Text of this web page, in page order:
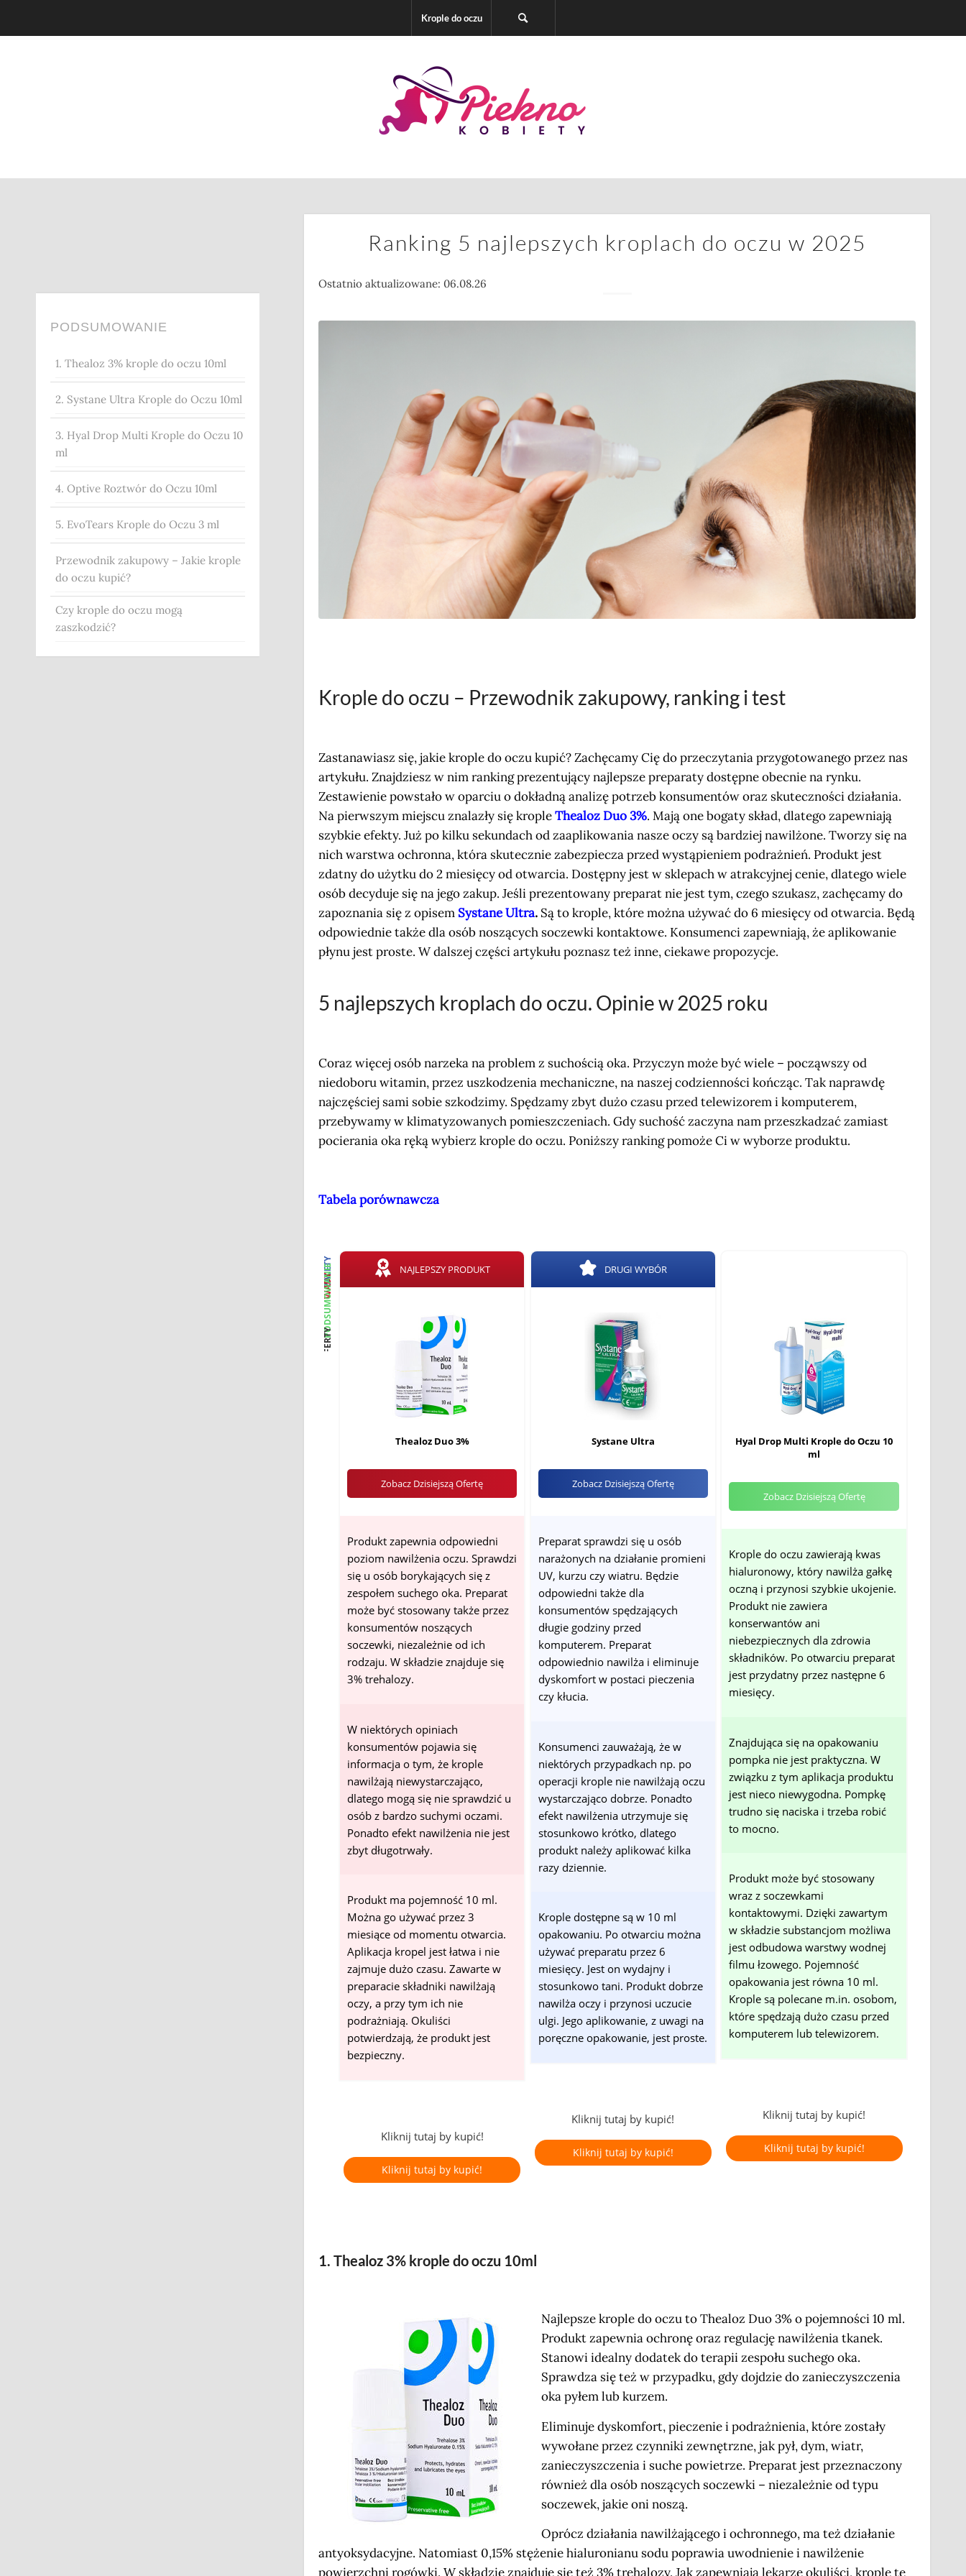
Krople do oczu
PODSUMOWANIE
1. Thealoz 3% krople do oczu 10ml
2. Systane Ultra Krople do Oczu 10ml
3. Hyal Drop Multi Krople do Oczu 10
ml
4. Optive Roztwór do Oczu 10ml
5. EvoTears Krople do Oczu 3 ml
Przewodnik zakupowy – Jakie krople
do oczu kupić?
Czy krople do oczu mogą
zaszkodzić?
Ranking 5 najlepszych kroplach do oczu w 2025
Ostatnio aktualizowane: 06.08.26
Krople do oczu – Przewodnik zakupowy, ranking i test
Zastanawiasz się, jakie krople do oczu kupić? Zachęcamy Cię do przeczytania przygotowanego przez nas
artykułu. Znajdziesz w nim ranking prezentujący najlepsze preparaty dostępne obecnie na rynku.
Zestawienie powstało w oparciu o dokładną analizę potrzeb konsumentów oraz skuteczności działania.
Na pierwszym miejscu znalazły się kropleThealoz Duo 3%. Mają one bogaty skład, dlatego zapewniają
szybkie efekty. Już po kilku sekundach od zaaplikowania nasze oczy są bardziej nawilżone. Tworzy się na
nich warstwa ochronna, która skutecznie zabezpiecza przed wystąpieniem podrażnień. Produkt jest
zdatny do użytku do 2 miesięcy od otwarcia. Dostępny jest w sklepach w atrakcyjnej cenie, dlatego wiele
osób decyduje się na jego zakup. Jeśli prezentowany preparat nie jest tym, czego szukasz, zachęcamy do
zapoznania się z opisem Systane Ultra. Są to krople, które można używać do 6 miesięcy od otwarcia. Będą
odpowiednie także dla osób noszących soczewki kontaktowe. Konsumenci zapewniają, że aplikowanie
płynu jest proste. W dalszej części artykułu poznasz też inne, ciekawe propozycje.
5 najlepszych kroplach do oczu. Opinie w 2025 roku
Coraz więcej osób narzeka na problem z suchością oka. Przyczyn może być wiele – począwszy od
niedoboru witamin, przez uszkodzenia mechaniczne, na naszej codzienności kończąc. Tak naprawdę
najczęściej sami sobie szkodzimy. Spędzamy zbyt dużo czasu przed telewizorem i komputerem,
przebywamy w klimatyzowanych pomieszczeniach. Gdy suchość zaczyna nam przeszkadzać zamiast
pocierania oka ręką wybierz krople do oczu. Poniższy ranking pomoże Ci w wyborze produktu.
Tabela porównawcza
ZALETY
WADY
PODSUMOWANIE
OFERTY
NAJLEPSZY PRODUKT
Thealoz Duo 3%
Zobacz Dzisiejszą Ofertę
Produkt zapewnia odpowiedni
poziom nawilżenia oczu. Sprawdzi
się u osób borykających się z
zespołem suchego oka. Preparat
może być stosowany także przez
konsumentów noszących
soczewki, niezależnie od ich
rodzaju. W składzie znajduje się
3% trehalozy.
W niektórych opiniach
konsumentów pojawia się
informacja o tym, że krople
nawilżają niewystarczająco,
dlatego mogą się nie sprawdzić u
osób z bardzo suchymi oczami.
Ponadto efekt nawilżenia nie jest
zbyt długotrwały.
Produkt ma pojemność 10 ml.
Można go używać przez 3
miesiące od momentu otwarcia.
Aplikacja kropel jest łatwa i nie
zajmuje dużo czasu. Zawarte w
preparacie składniki nawilżają
oczy, a przy tym ich nie
podrażniają. Okuliści
potwierdzają, że produkt jest
bezpieczny.
Kliknij tutaj by kupić!
Kliknij tutaj by kupić!
DRUGI WYBÓR
Systane Ultra
Zobacz Dzisiejszą Ofertę
Preparat sprawdzi się u osób
narażonych na działanie promieni
UV, kurzu czy wiatru. Będzie
odpowiedni także dla
konsumentów spędzających
długie godziny przed
komputerem. Preparat
odpowiednio nawilża i eliminuje
dyskomfort w postaci pieczenia
czy kłucia.
Konsumenci zauważają, że w
niektórych przypadkach np. po
operacji krople nie nawilżają oczu
wystarczająco dobrze. Ponadto
efekt nawilżenia utrzymuje się
stosunkowo krótko, dlatego
produkt należy aplikować kilka
razy dziennie.
Krople dostępne są w 10 ml
opakowaniu. Po otwarciu można
używać preparatu przez 6
miesięcy. Jest on wydajny i
stosunkowo tani. Produkt dobrze
nawilża oczy i przynosi uczucie
ulgi. Jego aplikowanie, z uwagi na
poręczne opakowanie, jest proste.
Kliknij tutaj by kupić!
Kliknij tutaj by kupić!
Hyal Drop Multi Krople do Oczu 10
ml
Zobacz Dzisiejszą Ofertę
Krople do oczu zawierają kwas
hialuronowy, który nawilża gałkę
oczną i przynosi szybkie ukojenie.
Produkt nie zawiera
konserwantów ani
niebezpiecznych dla zdrowia
składników. Po otwarciu preparat
jest przydatny przez następne 6
miesięcy.
Znajdująca się na opakowaniu
pompka nie jest praktyczna. W
związku z tym aplikacja produktu
jest nieco niewygodna. Pompkę
trudno się naciska i trzeba robić
to mocno.
Produkt może być stosowany
wraz z soczewkami
kontaktowymi. Dzięki zawartym
w składzie substancjom możliwa
jest odbudowa warstwy wodnej
filmu łzowego. Pojemność
opakowania jest równa 10 ml.
Krople są polecane m.in. osobom,
które spędzają dużo czasu przed
komputerem lub telewizorem.
Kliknij tutaj by kupić!
Kliknij tutaj by kupić!
1. Thealoz 3% krople do oczu 10ml
Najlepsze krople do oczuto Thealoz Duo 3% o pojemności 10 ml.
Produkt zapewnia ochronę oraz regulację nawilżenia tkanek.
Stanowi idealny dodatek do terapii zespołu suchego oka.
Sprawdza się też w przypadku, gdy dojdzie do zanieczyszczenia
oka pyłem lub kurzem.
Eliminuje dyskomfort, pieczenie i podrażnienia, które zostały
wywołane przez czynniki zewnętrzne, jak pył, dym, wiatr,
zanieczyszczenia i suche powietrze. Preparat jest przeznaczony
również dla osób noszących soczewki – niezależnie od typu
soczewek, jakie oni noszą.
Oprócz działania nawilżającego i ochronnego, ma też działanie
antyoksydacyjne. Natomiast 0,15% stężenie hialuronianu sodu poprawia uwodnienie i nawilżenie
powierzchni rogówki. W składzie znajduje się też 3% trehalozy. Jak zapewniają lekarze okuliści, krople te